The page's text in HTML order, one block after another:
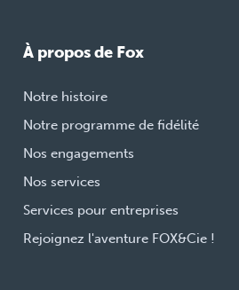
À propos de Fox
Notre histoire
Notre programme de fidélité
Nos engagements
Nos services
Services pour entreprises
Rejoignez l'aventure FOX&Cie !